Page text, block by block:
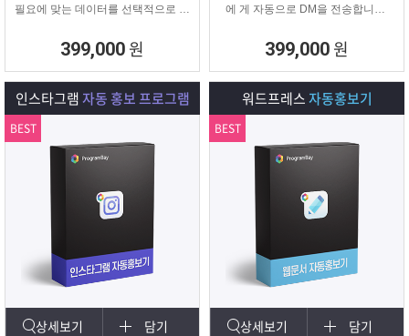
필요에 맞는 데이터를 선택적으로 수
399,000 원
에 게 자동으로 DM을 전송합니다.
수 등 특정 타겟의 인스타그래머에게
DM을 발송하여 관심을 끌 수 있습니
다.
399,000 원
인스타그램자동 홍보 프로그램
상세보기 담기
BEST
워드프레스자동홍보기
상세보기 담기
BEST